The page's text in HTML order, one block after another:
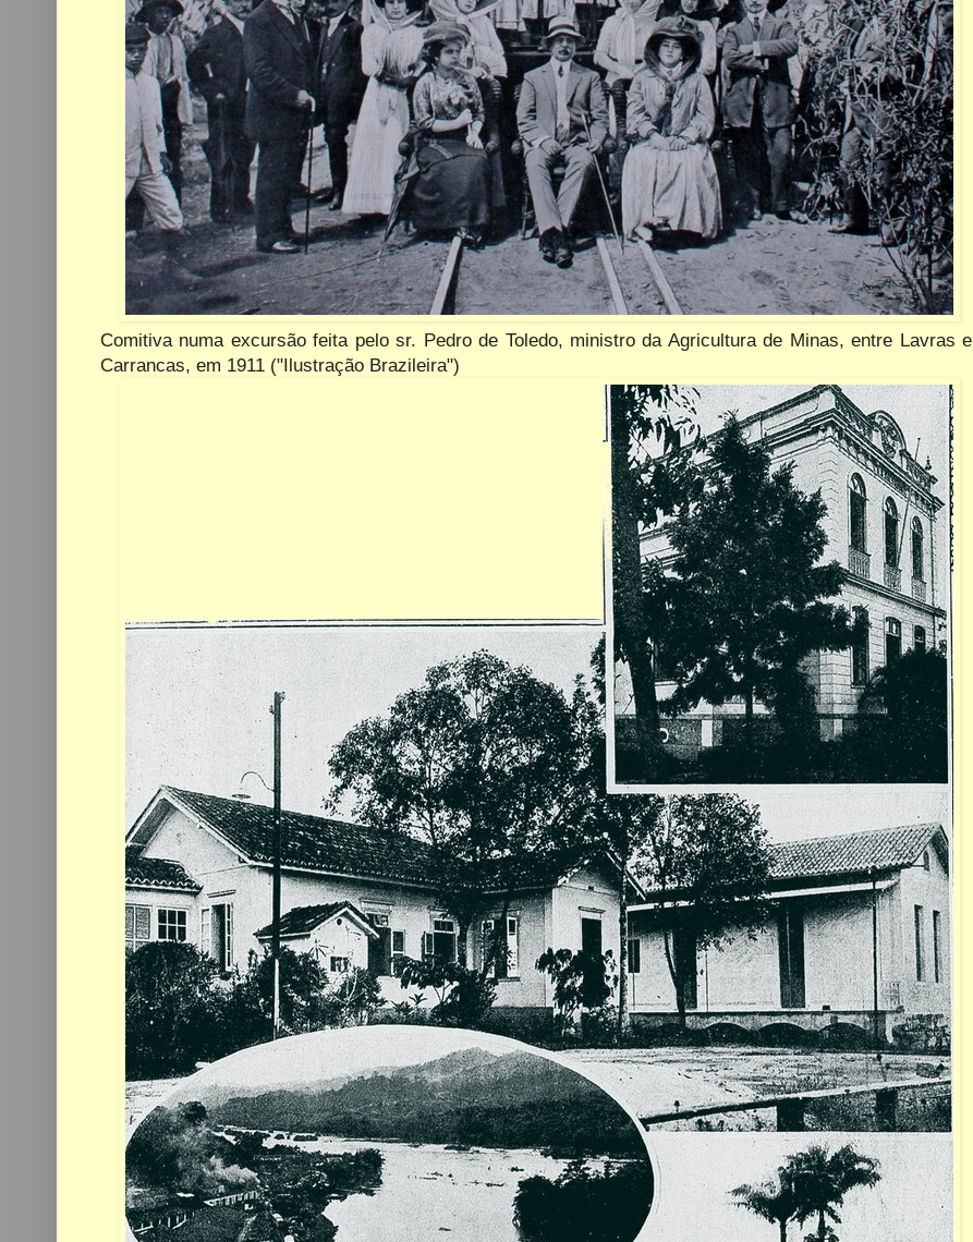
Comitiva numa excursão feita pelo sr. Pedro de Toledo, ministro da Agricultura de Minas, entre Lavras e
Carrancas, em 1911 ("Ilustração Brazileira")